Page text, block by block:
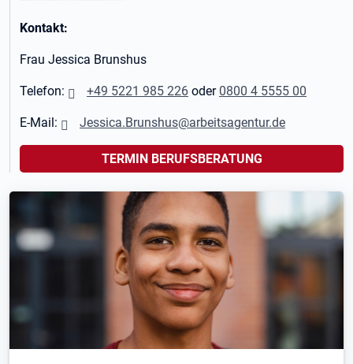
Kontakt:
Frau Jessica Brunshus
Telefon: +49 5221 985 226 oder 0800 4 5555 00
E-Mail: Jessica.Brunshus@arbeitsagentur.de
TERMIN BERUFSBERATUNG